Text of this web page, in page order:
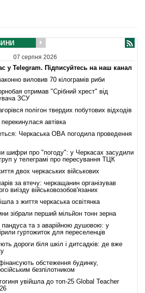
07 серпня 2026
у Telegram. Підписуйтесь на наш канал
виловив 70 кілограмів риби
отримав "Срібний хрест" від
ЗСУ
полігон твердих побутових відходів
автівка
Черкаська ОВА погодила проведення
шифри про "погоду": у Черкасах засудили
у телеграмі про пересування ТЦК
двох черкаських військових
за втечу: черкащанин організував
виїзду військовозобов'язаних
з життя черкаська освітянка
зібрали перший мільйон тонн зерна
пандуса та з аварійною душовою: у
гуртожиток для переселенців
дороги біля шкіл і дитсадків: де вже
обстеження будинку,
безпілотником
увійшла до топ-25 Global Teacher